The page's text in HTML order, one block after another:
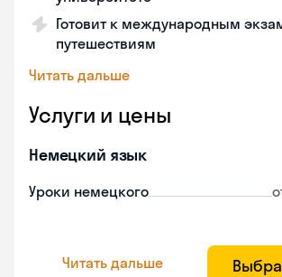
Готовит к международным
путешествиям
Читать дальше
Услуги и цены
Немецкий язык
Уроки немецкого
Читать дальше